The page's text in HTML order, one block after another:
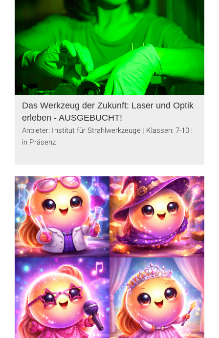
Das Werkzeug der Zukunft: Laser und Optik
erleben - AUSGEBUCHT!
Anbieter: Institut für Strahlwerkzeuge Klassen: 7-10
in Präsenz